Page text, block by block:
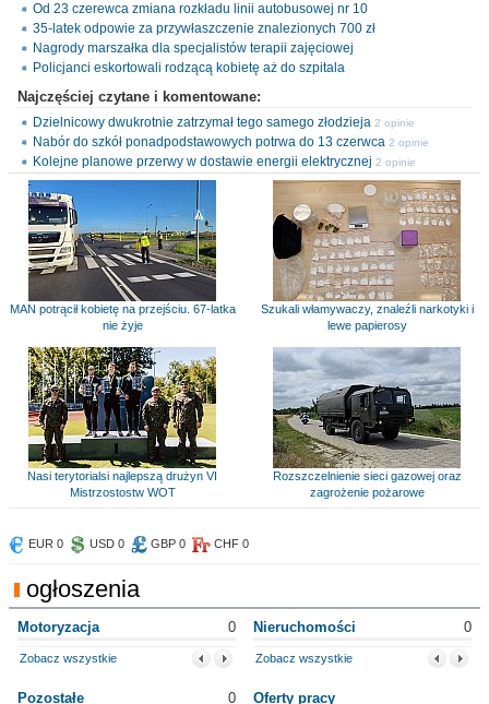
Od 23 czerewca zmiana rozkładu linii autobusowej nr 10
35-latek odpowie za przywłaszczenie znalezionych 700 zł
Nagrody marszałka dla specjalistów terapii zajęciowej
Policjanci eskortowali rodzącą kobietę aż do szpitala
Najczęściej czytane i komentowane:
Dzielnicowy dwukrotnie zatrzymał tego samego złodzieja 2 opinie
Nabór do szkół ponadpodstawowych potrwa do 13 czerwca 2 opinie
Kolejne planowe przerwy w dostawie energii elektrycznej 2 opinie
MAN potrącił kobietę na przejściu. 67-latka
nie żyje
Szukali włamywaczy, znaleźli narkotyki i
lewe papierosy
Nasi terytorialsi najlepszą drużyn VI
Mistrzostostw WOT
Rozszczelnienie sieci gazowej oraz
zagrożenie pożarowe
EUR 0 USD 0 GBP 0 CHF 0
ogłoszenia
Motoryzacja 0
Zobacz wszystkie
Nieruchomości 0
Zobacz wszystkie
Pozostałe 0 Oferty pracy